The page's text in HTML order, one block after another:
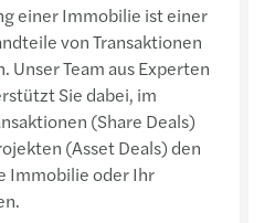
einer Immobilie ist einer
von Transaktionen
Team aus Experten
Sie dabei, im
(Share Deals)
(Asset Deals) den
Immobilie oder Ihr